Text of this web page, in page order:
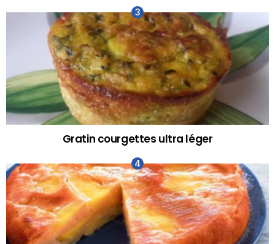
Gratin courgettes ultra léger